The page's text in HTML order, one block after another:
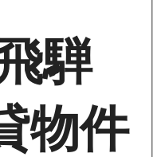
騨
物件